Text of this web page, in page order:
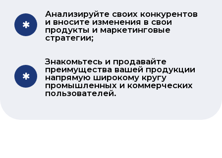
Системы контроля
Эскалаторы, дорожки
и траволаторы